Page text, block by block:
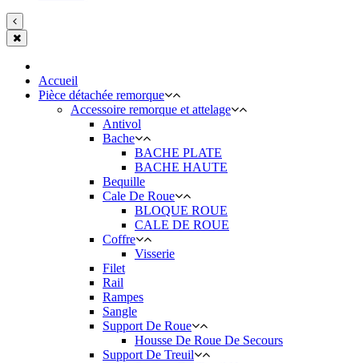
Accueil
Pièce détachée remorque
Accessoire remorque et attelage
Antivol
Bache
BACHE PLATE
BACHE HAUTE
Bequille
Cale De Roue
BLOQUE ROUE
CALE DE ROUE
Coffre
Visserie
Filet
Rail
Rampes
Sangle
Support De Roue
Housse De Roue De Secours
Support De Treuil